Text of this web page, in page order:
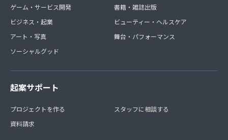
ゲーム・サービス開発
ビジネス・起業
アート・写真
ソーシャルグッド
書籍・雑誌出版
ビューティー・ヘルスケア
舞台・パフォーマンス
起案サポート
プロジェクトを作る
資料請求
スタッフに相談する